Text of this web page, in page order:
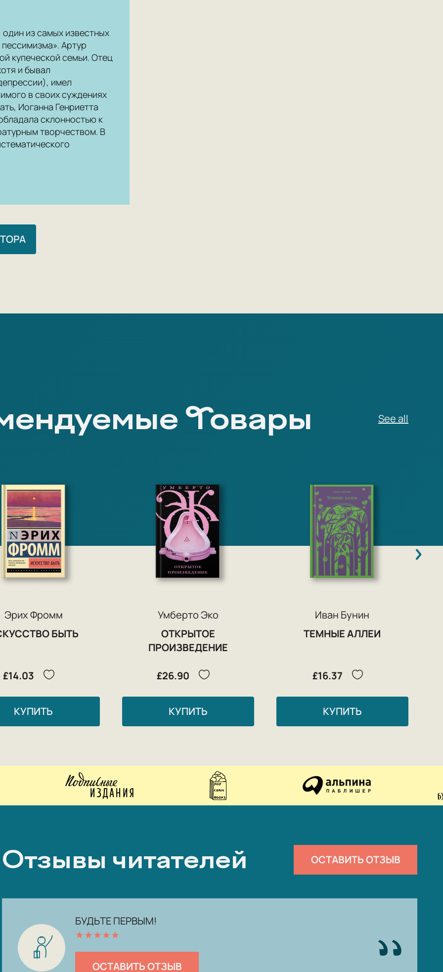
из самых известных
Артур
купеческой семьи. Отец
и бывал
имел
в своих суждениях
Иоганна Генриетта
склонностью к
творчеством. В
Товары
Эрих Фромм
БЫТЬ
£14.03
КУПИТЬ
Умберто Эко
ОТКРЫТОЕ
ПРОИЗВЕДЕНИЕ
£26.90
КУПИТЬ
Иван Бунин
ТЕМНЫЕ АЛЛЕИ
£16.37
КУПИТЬ
Отзывы читателей ОСТАВИТЬ ОТЗЫВ
БУДЬТЕ ПЕРВЫМ!
★★★★★
ОСТАВИТЬ ОТЗЫВ